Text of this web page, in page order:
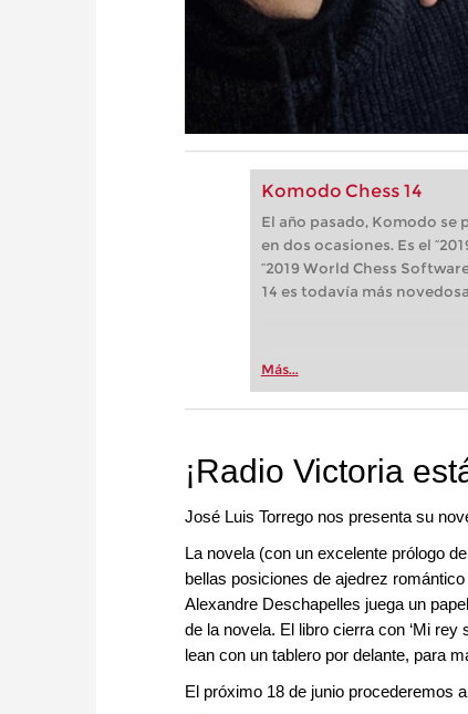
Komodo Chess 14
El año pasado, Komodo
en dos ocasiones. Es el
“2019 World Chess
14 es todavía más
Más...
¡Radio Victoria
José Luis Torrego nos presenta su
La novela (con un excelente prólogo
bellas posiciones de ajedrez
Alexandre Deschapelles juega un
de la novela. El libro cierra con ‘Mi
lean con un tablero por delante, para
El próximo 18 de junio procederemos